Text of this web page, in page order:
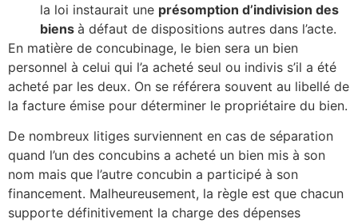
la loi instaurait une présomption d’indivision des
biens à défaut de dispositions autres dans l’acte.
En matière de concubinage, le bien sera un bien
personnel à celui qui l’a acheté seul ou indivis s’il a été
acheté par les deux. On se référera souvent au libellé de
la facture émise pour déterminer le propriétaire du bien.
De nombreux litiges surviennent en cas de séparation
quand l’un des concubins a acheté un bien mis à son
nom mais que l’autre concubin a participé à son
financement. Malheureusement, la règle est que chacun
supporte définitivement la charge des dépenses